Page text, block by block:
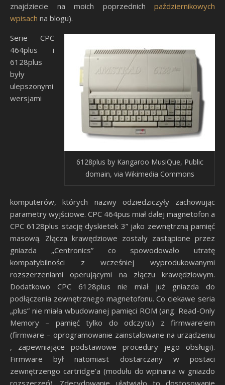
znajdziecie na moich poprzednich październikowych
wpisach na blogu).
6128plus by Kangaroo MusiQue, Public
domain, via Wikimedia Commons
Serie CPC
464plus i
6128plus
były
ulepszonymi
wersjami
komputerów, których nazwy odziedziczyły zachowując
parametry wyjściowe. CPC 464pus miał dalej magnetofon a
CPC 6128plus stację dyskietek 3” jako zewnętrzną pamięć
masową. Złącza krawędziowe zostały zastąpione przez
gniazda „Centronics” co spowodowało utratę
kompatybilności z wcześniej wyprodukowanymi
rozszerzeniami operującymi na złączu krawędziowym.
Dodatkowo CPC 6128plus nie miał już gniazda do
podłączenia zewnętrznego magnetofonu. Co ciekawe seria
„plus” nie miała wbudowanej pamięci ROM (ang. Read-Only
Memory – pamięć tylko do odczytu) z firmware’em
(firmware – oprogramowanie zainstalowane na urządzeniu
, zapewniające podstawowe procedury jego obsługi).
Firmware był natomiast dostarczany w postaci
zewnętrzengo cartridge’a (modułu do wpinania w gniazdo
rozszerzeń). Zdecydowanie ułatwiało to dostosowanie